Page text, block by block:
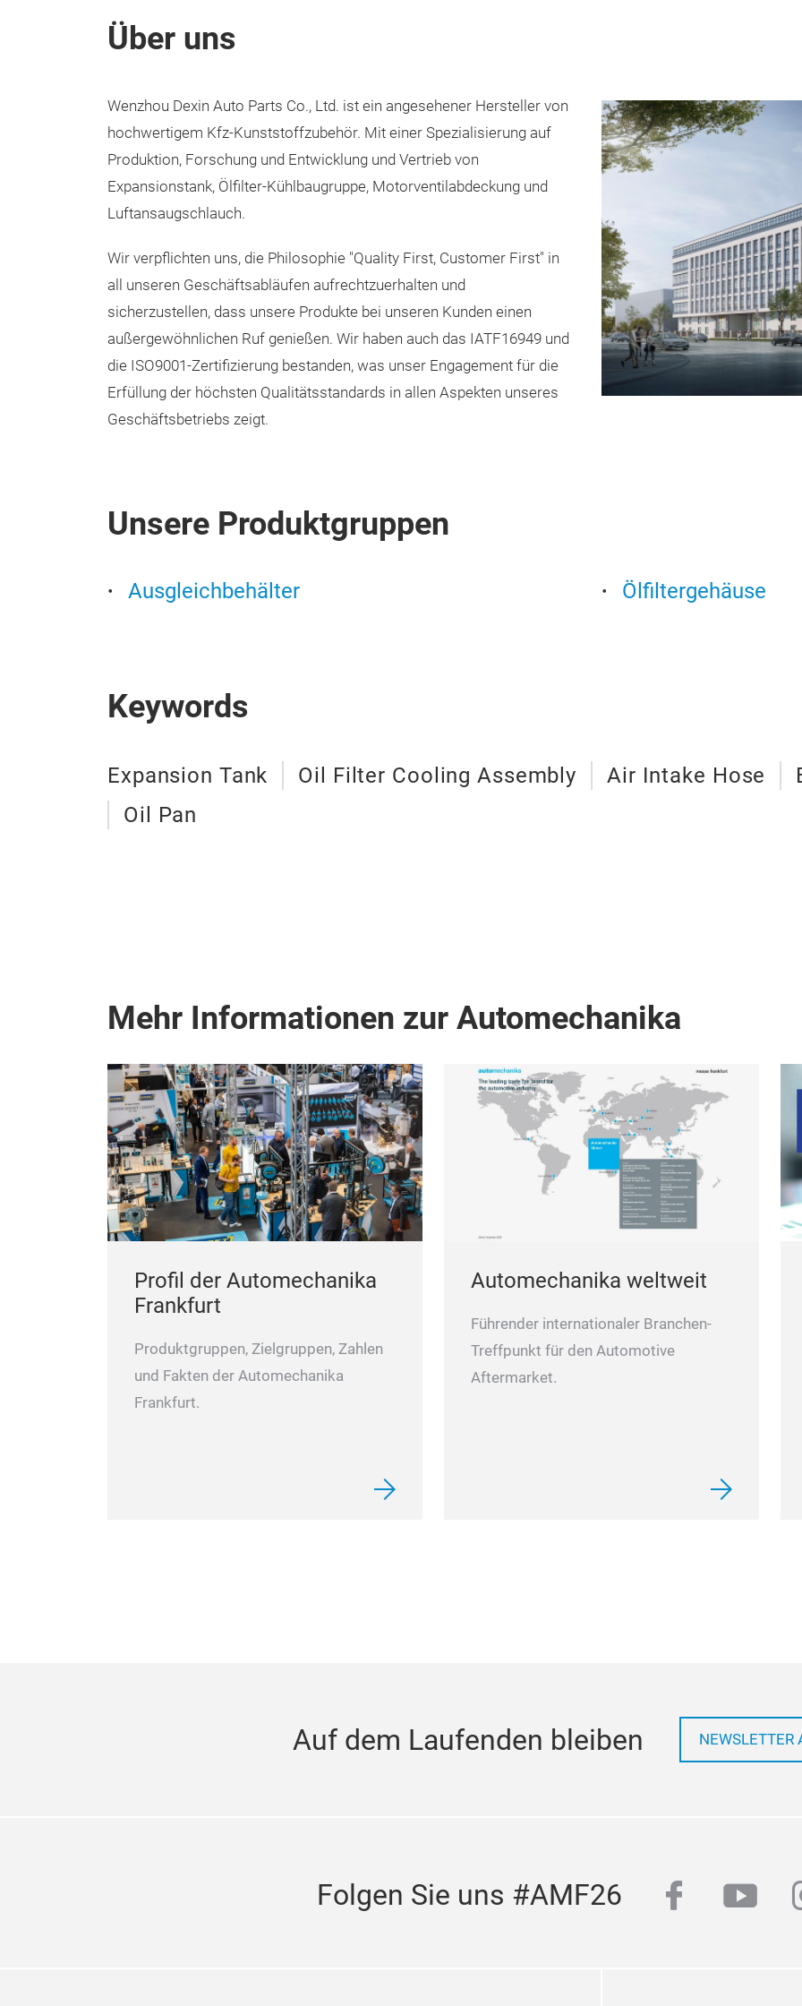
Über uns
Wenzhou Dexin Auto Parts Co., Ltd. ist ein angesehener Hersteller von
hochwertigem Kfz-Kunststoffzubehör. Mit einer Spezialisierung auf
Produktion, Forschung und Entwicklung und Vertrieb von
Expansionstank, Ölfilter-Kühlbaugruppe, Motorventilabdeckung und
Luftansaugschlauch.
Wir verpflichten uns, die Philosophie "Quality First, Customer First" in
all unseren Geschäftsabläufen aufrechtzuerhalten und
sicherzustellen, dass unsere Produkte bei unseren Kunden einen
außergewöhnlichen Ruf genießen. Wir haben auch das IATF16949 und
die ISO9001-Zertifizierung bestanden, was unser Engagement für die
Erfü llung der höchsten Qualitätsstandards in allen Aspekten unseres
Geschäftsbetriebs zeigt.
Unsere Produktgruppen
Ausgleichbehälter Ölfiltergehäuse
Keywords
Expansion Tank Oil Filter Cooling Assembly Air Intake Hose
Oil Pan
Mehr Informationen zur Automechanika
Profil der Automechanika
Frankfurt
Produktgruppen, Zielgruppen, Zahlen
und Fakten der Automechanika
Frankfurt.
Automechanika weltweit
Führender internationaler Branchen-
Treffpunkt für den Automotive
Aftermarket.
Auf dem Laufenden bleiben NEWSLETTER
Folgen Sie uns #AMF26 facebook